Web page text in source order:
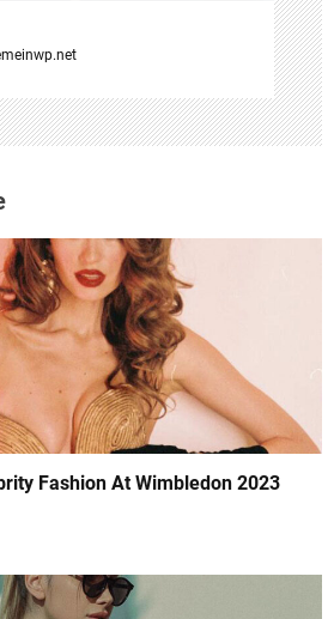
Fashion At Wimbledon 2023